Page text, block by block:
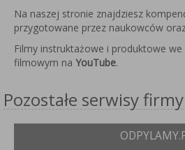
Na naszej stronie znajdziesz
przygotowane przez naukowców
Filmy instruktażowe i produktowe we
filmowym na YouTube.
Pozostałe serwisy firmy